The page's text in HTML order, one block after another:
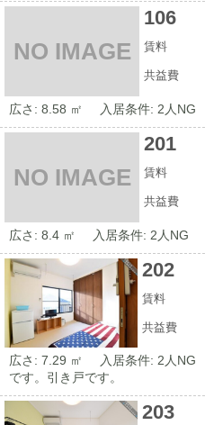
NO IMAGE
106
賃料
共益費
広さ: 8.58 ㎡ 入居条件: 2人NG
NO IMAGE
201
賃料
共益費
広さ: 8.4 ㎡ 入居条件: 2人NG
202
賃料
共益費
広さ: 7.29 ㎡ 入居条件: 2人NG
です。引き戸です。
203